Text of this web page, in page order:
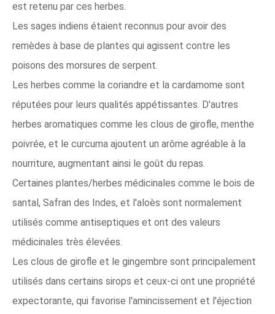
est retenu par ces herbes.
Les sages indiens étaient reconnus pour avoir des
remèdes à base de plantes qui agissent contre les
poisons des morsures de serpent.
Les herbes comme la coriandre et la cardamome sont
réputées pour leurs qualités appétissantes. D'autres
herbes aromatiques comme les clous de girofle, menthe
poivrée, et le curcuma ajoutent un arôme agréable à la
nourriture, augmentant ainsi le goût du repas.
Certaines plantes/herbes médicinales comme le bois de
santal, Safran des Indes, et l'aloès sont normalement
utilisés comme antiseptiques et ont des valeurs
médicinales très élevées.
Les clous de girofle et le gingembre sont principalement
utilisés dans certains sirops et ceux-ci ont une propriété
expectorante, qui favorise l'amincissement et l'éjection